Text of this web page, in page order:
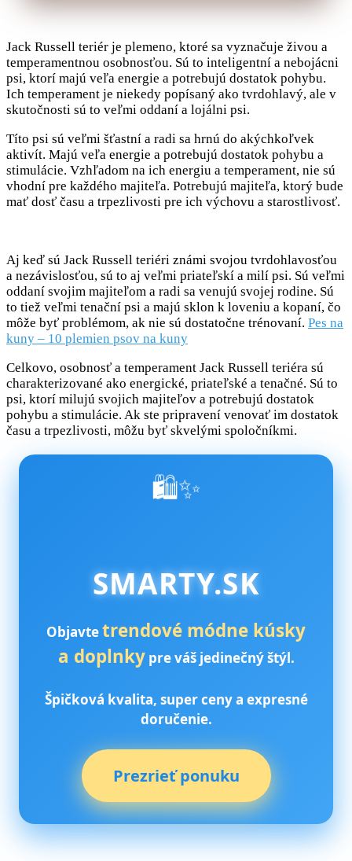
Jack Russell teriér je plemeno, ktoré sa vyznačuje živou a
temperamentnou osobnosťou. Sú to inteligentní a nebojácni
psi, ktorí majú veľa energie a potrebujú dostatok pohybu.
Ich temperament je niekedy popísaný ako tvrdohlavý, ale v
skutočnosti sú to veľmi oddaní a lojálni psi.
Títo psi sú veľmi šťastní a radi sa hrnú do akýchkoľvek
aktivít. Majú veľa energie a potrebujú dostatok pohybu a
stimulácie. Vzhľadom na ich energiu a temperament, nie sú
vhodní pre každého majiteľa. Potrebujú majiteľa, ktorý bude
mať dosť času a trpezlivosti pre ich výchovu a starostlivosť.
Aj keď sú Jack Russell teriéri známi svojou tvrdohlavosťou
a nezávislosťou, sú to aj veľmi priateľskí a milí psi. Sú veľmi
oddaní svojim majiteľom a radi sa venujú svojej rodine. Sú
to tiež veľmi tenační psi a majú sklon k loveniu a kopaní, čo
môže byť problémom, ak nie sú dostatočne trénovaní. Pes na
kuny – 10 plemien psov na kuny
Celkovo, osobnosť a temperament Jack Russell teriéra sú
charakterizované ako energické, priateľské a tenačné. Sú to
psi, ktorí milujú svojich majiteľov a potrebujú dostatok
pohybu a stimulácie. Ak ste pripravení venovať im dostatok
času a trpezlivosti, môžu byť skvelými spoločníkmi.
🛍️✨
SMARTY.SK
Objavtetrendové módne kúsky
a doplnkypre váš jedinečný štýl.
Špičková kvalita, super ceny a expresné
doručenie.
Prezrieť ponuku